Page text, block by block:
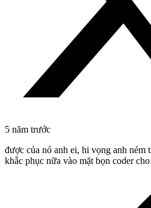
5 năm trước
được của nó anh ei, hi vọng anh ném
khắc phục nữa vào mặt bọn coder